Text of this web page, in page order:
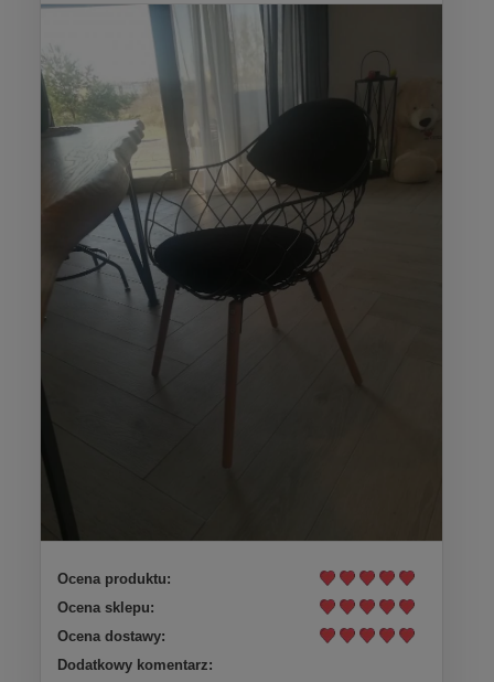
Ocena produktu:
Ocena sklepu:
Ocena dostawy:
Dodatkowy komentarz: